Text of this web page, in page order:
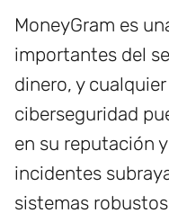
MoneyGram es
importantes del
dinero, y
ciberseguridad
en su reputación
incidentes
sistemas